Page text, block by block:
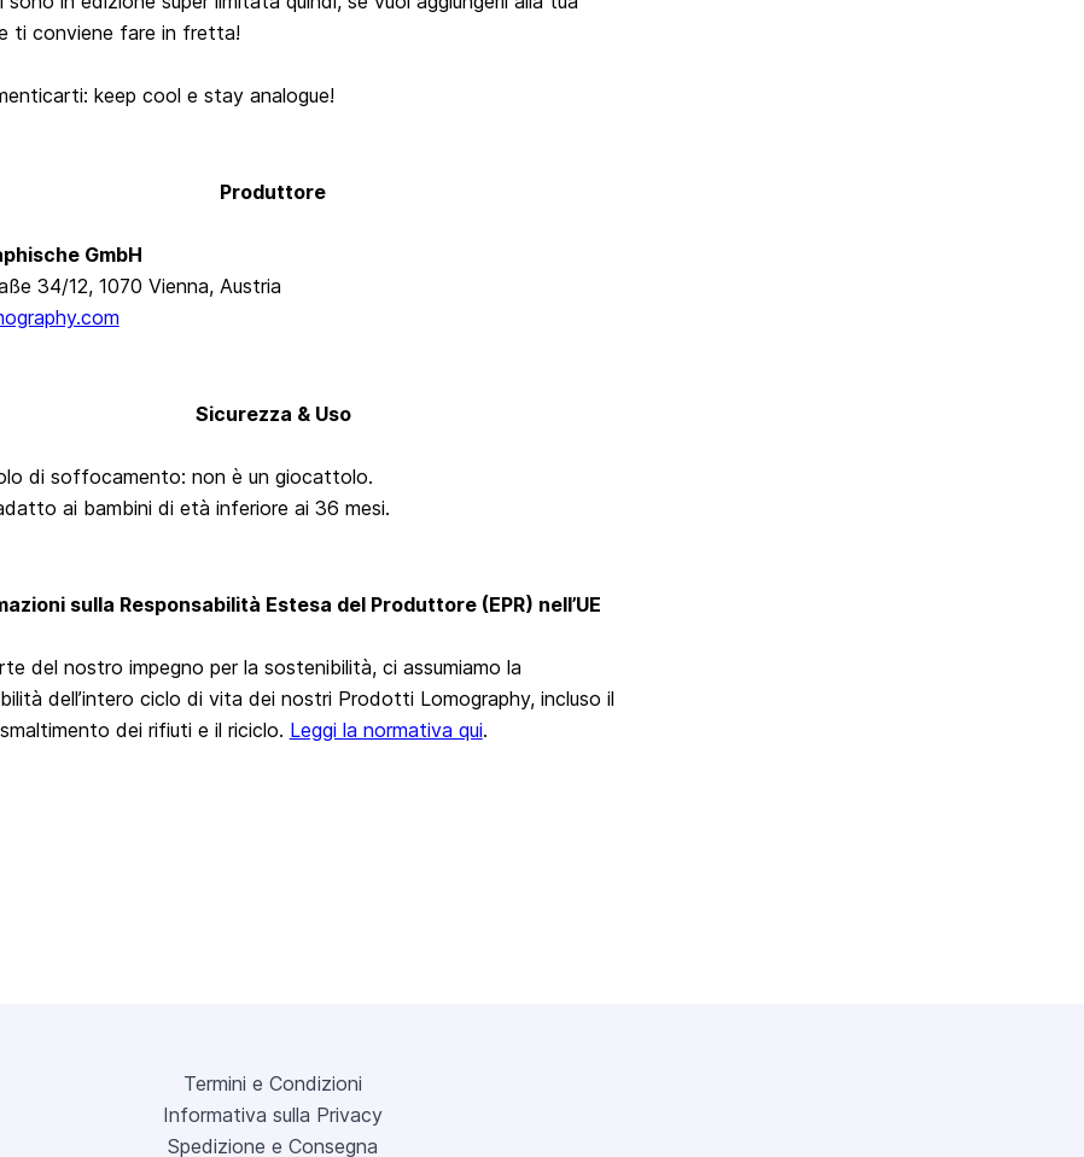
ti conviene fare in fretta!
keep cool e stay analogue!
Produttore
GmbH
34/12, 1070 Vienna, Austria
Sicurezza & Uso
di soffocamento: non è un giocattolo.
ai bambini di età inferiore ai 36 mesi.
sulla Responsabilità Estesa del Produttore (EPR) nell’UE
del nostro impegno per la sostenibilità, ci assumiamo la
dell’intero ciclo di vita dei nostri Prodotti Lomography, incluso il
dei rifiuti e il riciclo. Leggi la normativa qui.
Termini e Condizioni
Informativa sulla Privacy
Spedizione e Consegna